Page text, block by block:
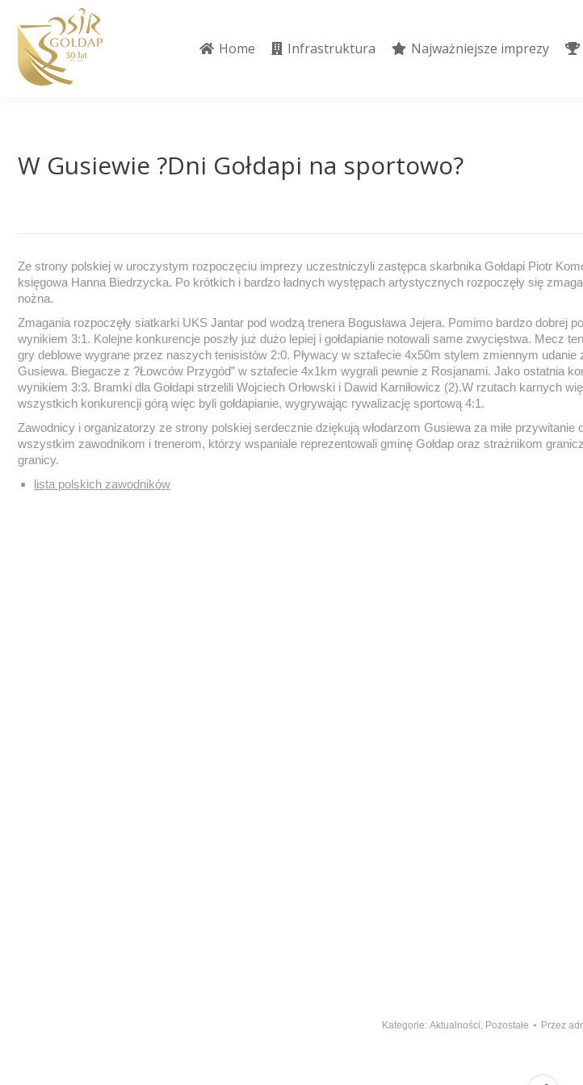
Home Infrastruktura Najważniejsze imprezy
W Gusiewie ?Dni Gołdapi na sportowo?
Ze strony polskiej w uroczystym rozpoczęciu imprezy uczestniczyli zastępca skarbnika Gołdapi Piotr
księgowa Hanna Biedrzycka. Po krótkich i bardzo ładnych występach artystycznych rozpoczęły się
nożna.
Zmagania rozpoczęły siatkarki UKS Jantar pod wodzą trenera Bogusława Jejera. Pomimo bardzo dobrej
wynikiem 3:1. Kolejne konkurencje poszły już dużo lepiej i gołdapianie notowali same zwycięstwa. Mecz
gry deblowe wygrane przez naszych tenisistów 2:0. Pływacy w sztafecie 4x50m stylem zmiennym
Gusiewa. Biegacze z ?Łowców Przygód” w sztafecie 4x1km wygrali pewnie z Rosjanami. Jako ostatnia
wynikiem 3:3. Bramki dla Gołdapi strzelili Wojciech Orłowski i Dawid Karniłowicz (2).W rzutach karnych
wszystkich konkurencji górą więc byli gołdapianie, wygrywając rywalizację sportową 4:1.
Zawodnicy i organizatorzy ze strony polskiej serdecznie dziękują włodarzom Gusiewa za miłe
wszystkim zawodnikom i trenerom, którzy wspaniale reprezentowali gminę Gołdap oraz strażnikom
granicy.
lista polskich zawodników
Kategorie: Aktualności, Pozostałe Przez
Home Infrastruktura Najważniejsze imprezy